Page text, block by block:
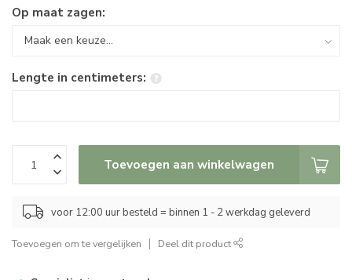
Op maat zagen:
Lengte in centimeters:
Toevoegen aan winkelwagen
voor 12:00 uur besteld = binnen 1 - 2 werkdag geleverd
Toevoegen om te vergelijken Deel dit product